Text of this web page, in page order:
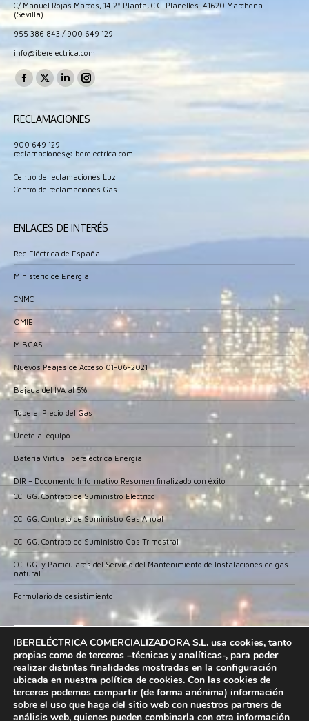
C/ Manuel Rojas Marcos, 14 2º Planta, C.C. Planelles. 41620 Marchena
(Sevilla).
955 386 843 / 900 649 129
info@iberelectrica.com
Encuéntranos en:
Facebook
opens
new
window
X
opens
new
window
Linkedin
opens
new
window
Instagram
opens
new
window
RECLAMACIONES
900 649 129
reclamaciones@iberelectrica.com
Centro de reclamaciones Luz
Centro de reclamaciones Gas
ENLACES DE INTERÉS
Red Eléctrica de España
Ministerio de Energía
CNMC
OMIE
MIBGAS
Nuevos Peajes de Acceso 01-06-2021
Bajada del IVA al 5%
Tope al Precio del Gas
Únete al equipo
Batería Virtual Ibereléctrica Energía
DIR – Documento Informativo Resumen finalizado con éxito
CC. GG. Contrato de Suministro Eléctrico
CC. GG. Contrato de Suministro Gas Anual
CC. GG. Contrato de Suministro Gas Trimestral
CC. GG. y Particulares del Servicio del Mantenimiento de Instalaciones de gas
natural
Formulario de desistimiento
beneficiario del Fondo Europeo de Desarrollo
Regional cuyo objetivo es promover el desarrollo
tecnológico, la innovación y una investigación de
calidad; garantizar un mejor uso de las tecnologías
de la información y conseguir un tejido empresarial más competitivo y
IBERELÉCTRICA COMERCIALIZADORA S.L. usa cookies, tanto
propias como de terceros –técnicas y analíticas-, para poder
realizar distintas finalidades mostradas en la configuración
ubicada en nuestra política de cookies. Con las cookies de
terceros podemos compartir (de forma anónima) información
sobre el uso que haga del sitio web con nuestros partners de
análisis web, quienes pueden combinarla con otra información